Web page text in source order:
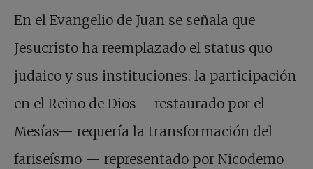
En el Evangelio de Juan se señala que
Jesucristo ha reemplazado el status quo
judaico y sus instituciones: la participación
en el Reino de Dios —restaurado por el
Mesías— requería la transformación del
fariseísmo — representado por Nicodemo